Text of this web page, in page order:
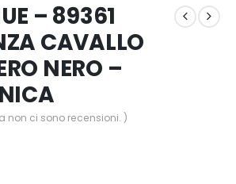
– 89361
CAVALLO
NERO –
non ci sono recensioni. )